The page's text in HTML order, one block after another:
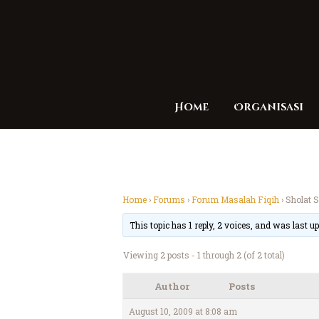
Home Organisasi
Home›Forums ›Forum Masalah Fiqih › Sholat
This topic has 1 reply, 2 voices, and was last
Viewing 2 posts - 1 through 2 (of 2 total)
Author Posts
August 10, 2009 at 8:08 am